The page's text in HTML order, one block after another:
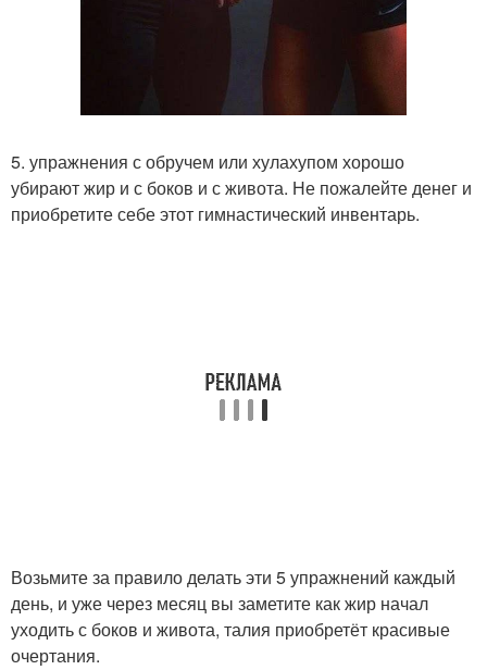
5. упражнения с обручем или хулахупом хорошо
убирают жир и с боков и с живота. Не пожалейте денег и
приобретите себе этот гимнастический инвентарь.
Возьмите за правило делать эти 5 упражнений каждый
день, и уже через месяц вы заметите как жир начал
уходить с боков и живота, талия приобретёт красивые
очертания.